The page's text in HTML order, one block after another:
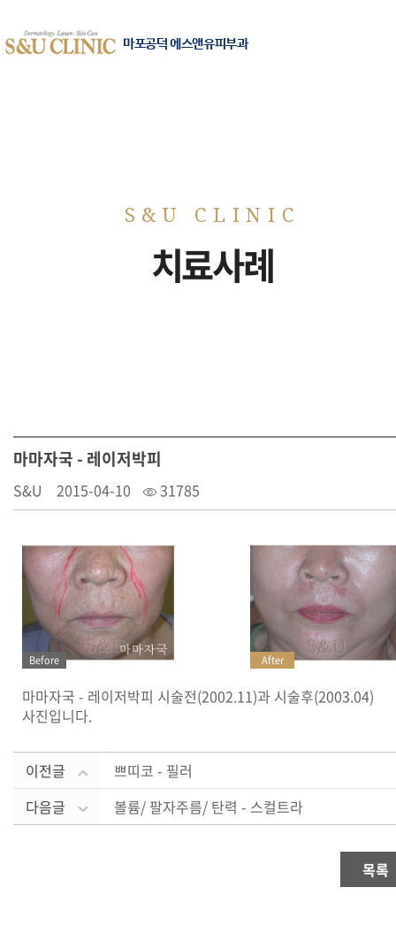
마포공덕 에스앤유피부과
치료사례
마마자국 - 레이저박피
S&U 2015-04-10 31785
Before After
마마자국 - 레이저박피 시술전(2002.11)과 시술후(2003.04)
사진입니다.
이전글
쁘띠코 - 필러
다음글
볼륨/ 팔자주름/ 탄력 - 스컬트라
목록